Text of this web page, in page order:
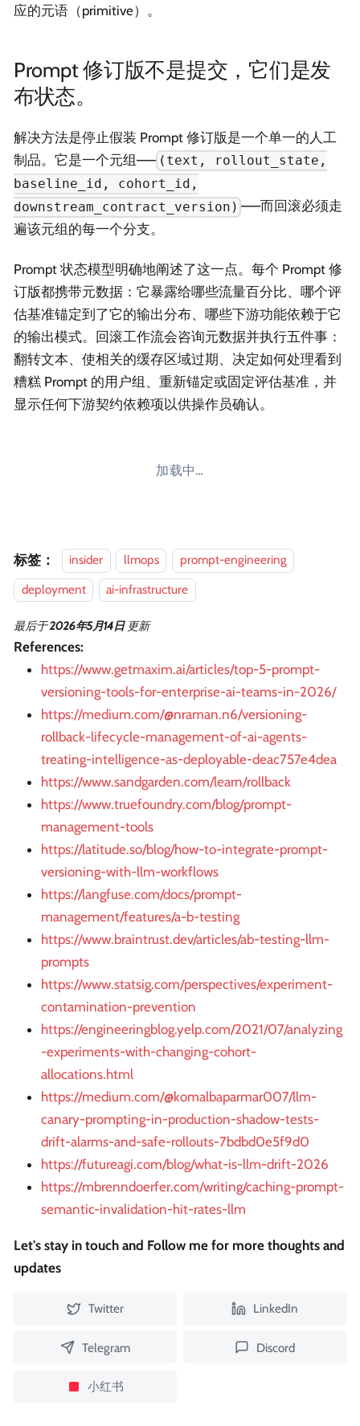
应的元语（primitive）。
Prompt 修订版不是提交，它们是发
布状态。
解决方法是停止假装 Prompt 修订版是一个单一的人工
制品。它是一个元组—— (text, rollout_state,
baseline_id, cohort_id,
downstream_contract_version) ——而回滚必须走
遍该元组的每一个分支。
Prompt 状态模型明确地阐述了这一点。每个 Prompt 修
订版都携带元数据：它暴露给哪些流量百分比、哪个评
估基准锚定到了它的输出分布、哪些下游功能依赖于它
的输出模式。回滚工作流会咨询元数据并执行五件事：
翻转文本、使相关的缓存区域过期、决定如何处理看到
糟糕 Prompt 的用户组、重新锚定或固定评估基准，并
显示任何下游契约依赖项以供操作员确认。
加载中…
标签： insider llmops
prompt-engineering
deployment
ai-infrastructure
最后于2026年5月14日 更新
References:
https://www.getmaxim.ai/articles/top-5-prompt-
versioning-tools-for-enterprise-ai-teams-in-2026/
https://medium.com/@nraman.n6/versioning-
rollback-lifecycle-management-of-ai-agents-
treating-intelligence-as-deployable-deac757e4dea
https://www.sandgarden.com/learn/rollback
https://www.truefoundry.com/blog/prompt-
management-tools
https://latitude.so/blog/how-to-integrate-prompt-
versioning-with-llm-workflows
https://langfuse.com/docs/prompt-
management/features/a-b-testing
https://www.braintrust.dev/articles/ab-testing-llm-
prompts
https://www.statsig.com/perspectives/experiment-
contamination-prevention
https://engineeringblog.yelp.com/2021/07/analyzing
-experiments-with-changing-cohort-
allocations.html
https://medium.com/@komalbaparmar007/llm-
canary-prompting-in-production-shadow-tests-
drift-alarms-and-safe-rollouts-7bdbd0e5f9d0
https://futureagi.com/blog/what-is-llm-drift-2026
https://mbrenndoerfer.com/writing/caching-prompt-
semantic-invalidation-hit-rates-llm
Let's stay in touch and Follow me for more thoughts and
updates
Twitter LinkedIn
Telegram Discord
小红书